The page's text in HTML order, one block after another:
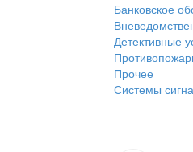
Банковское
Детективные
Прочее
Системы